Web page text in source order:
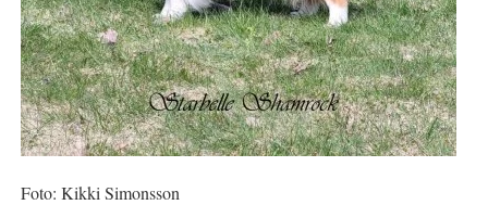
Foto: Kikki Simonsson